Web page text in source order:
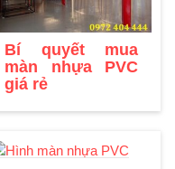
Bí quyết mua
màn nhựa PVC
giá rẻ